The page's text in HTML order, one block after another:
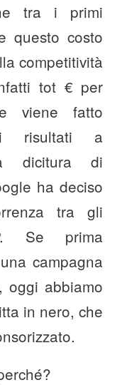
tra i primi
questo costo
competitività
tot € per
viene fatto
i risultati a
dicitura di
ha deciso
tra gli
Se prima
campagna
oggi abbiamo
in nero, che